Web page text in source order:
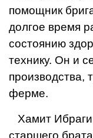
помощник
долгое время
состоянию
технику. Он и
производства,
ферме.
Хамит
старшего